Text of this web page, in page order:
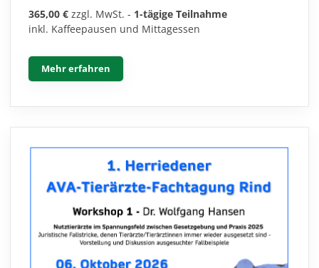
365,00 € zzgl. MwSt. - 1-tägige Teilnahme
inkl. Kaffeepausen und Mittagessen
Mehr erfahren